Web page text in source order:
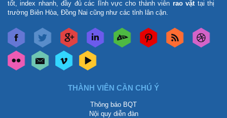
tốt, index nhanh, đầy đủ các lĩnh vực cho thành viên rao vặt tại thị
trường Biên Hòa, Đồng Nai cũng như các tỉnh lân cận.
THÀNH VIÊN CẦN CHÚ Ý
Thông báo BQT
Nội quy diễn đàn